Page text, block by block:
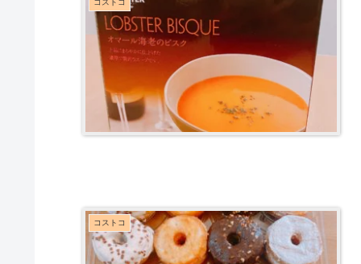
コストコ
コストコ